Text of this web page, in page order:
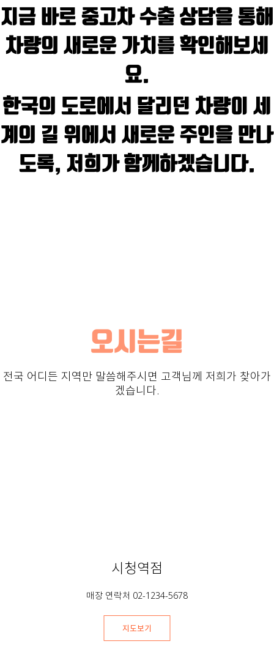
지금 바로 중고차 수출 상담을 통해
차량의 새로운 가치를 확인해보세
요.
한국의 도로에서 달리던 차량이 세
계의 길 위에서 새로운 주인을 만나
도록, 저희가 함께하겠습니다.
오시는길
전국 어디든 지역만 말씀해주시면 고객님께 저희가 찾아가
겠습니다.
시청역점
매장 연락처 02-1234-5678
지도보기